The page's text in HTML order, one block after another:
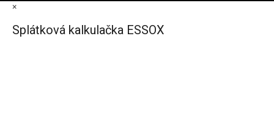
×
Splátková kalkulačka ESSOX